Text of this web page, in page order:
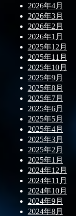
2026年4月
2026年3月
2026年2月
2026年1月
2025年12月
2025年11月
2025年10月
2025年9月
2025年8月
2025年7月
2025年6月
2025年5月
2025年4月
2025年3月
2025年2月
2025年1月
2024年12月
2024年11月
2024年10月
2024年9月
2024年8月